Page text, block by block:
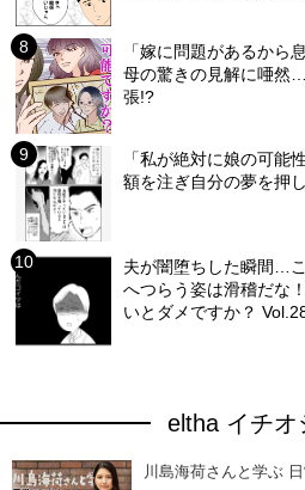
「嫁に問題があるから
母の驚きの見解に唖然
張!?
「私が絶対に娘の可
額を注ぎ自分の夢を押
夫が闇堕ちした瞬間…
へつらう姿は滑稽だな
いとダメですか？ Vol.28
eltha イチオ
川島海荷さんと学ぶ